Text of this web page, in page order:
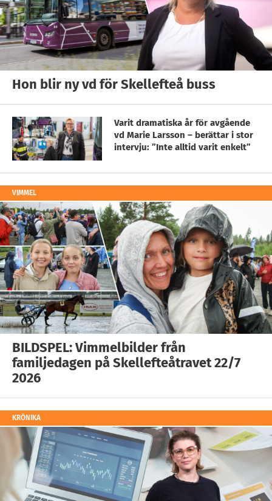
Hon blir ny vd för Skellefteå buss
Varit dramatiska år för avgående
vd Marie Larsson – berättar i stor
intervju: ”Inte alltid varit enkelt”
VIMMEL
BILDSPEL: Vimmelbilder från
familjedagen på Skellefteåtravet 22/7
2026
KRÖNIKA